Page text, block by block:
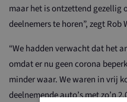
maar het is ontzettend gezellig
deelnemers te horen”, zegt Rob
“We hadden verwacht dat het
omdat er nu geen corona
minder waar. We waren in vrij
deelnemende auto’s met zo’n